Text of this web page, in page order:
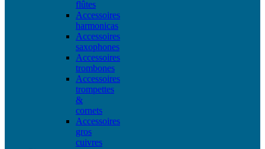
flûtes
Accessoires
harmonicas
Accessoires
saxophones
Accessoires
trombones
Accessoires
trompettes
&
cornets
Accessoires
gros
cuivres